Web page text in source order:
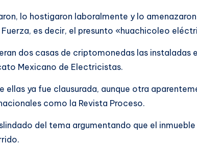
lo hostigaron laboralmente y lo
es decir, el presunto «huachicoleo
dos casas de criptomonedas las
Mexicano de Electricistas.
ellas ya fue clausurada, aunque otra
como la Revista Proceso.
del tema argumentando que el